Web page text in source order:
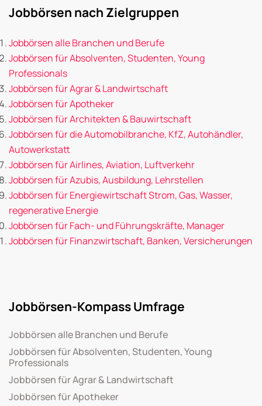
Jobbörsen nach Zielgruppen
Jobbörsen alle Branchen und Berufe
Jobbörsen für Absolventen, Studenten, Young
Professionals
Jobbörsen für Agrar & Landwirtschaft
Jobbörsen für Apotheker
Jobbörsen für Architekten & Bauwirtschaft
Jobbörsen für die Automobilbranche, KfZ, Autohändler,
Autowerkstatt
Jobbörsen für Airlines, Aviation, Luftverkehr
Jobbörsen für Azubis, Ausbildung, Lehrstellen
Jobbörsen für Energiewirtschaft Strom, Gas, Wasser,
regenerative Energie
Jobbörsen für Fach- und Führungskräfte, Manager
Jobbörsen für Finanzwirtschaft, Banken, Versicherungen
Jobbörsen-Kompass Umfrage
Jobbörsen alle Branchen und Berufe
Jobbörsen für Absolventen, Studenten, Young
Professionals
Jobbörsen für Agrar & Landwirtschaft
Jobbörsen für Apotheker